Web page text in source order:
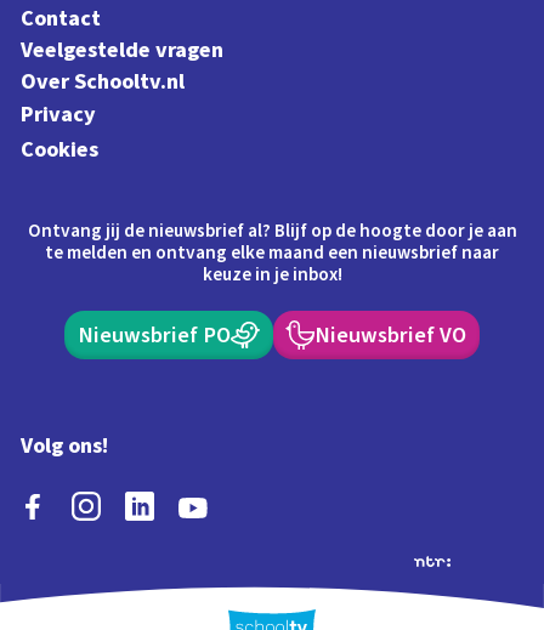
Contact
Veelgestelde vragen
Over Schooltv.nl
Privacy
Cookies
Ontvang jij de nieuwsbrief al? Blijf op de hoogte door je aan
te melden en ontvang elke maand een nieuwsbrief naar
keuze in je inbox!
Nieuwsbrief PO Nieuwsbrief VO
Volg ons!